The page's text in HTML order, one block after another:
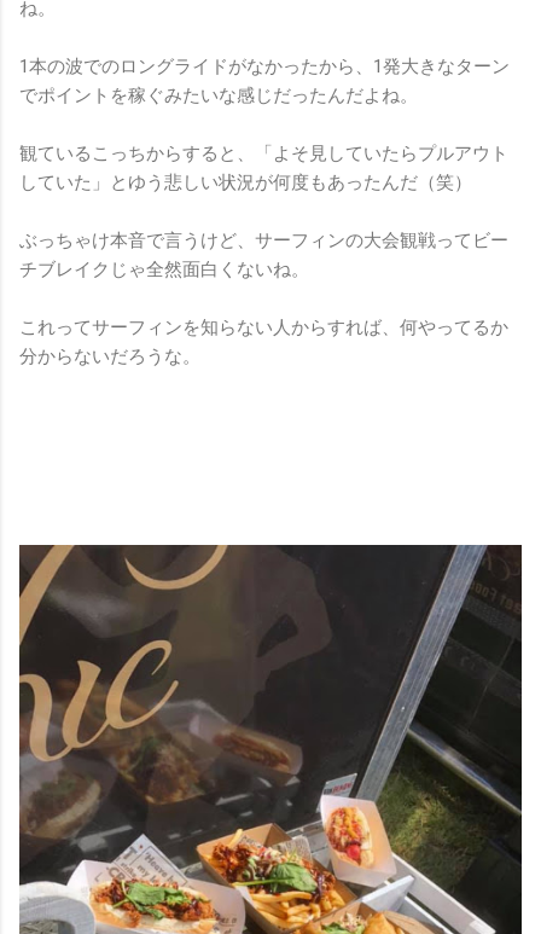
ね。
1本の波でのロングライドがなかったから、1発大きなターン
でポイントを稼ぐみたいな感じだったんだよね。
観ているこっちからすると、「よそ見していたらプルアウト
していた」とゆう悲しい状況が何度もあったんだ（笑）
ぶっちゃけ本音で言うけど、サーフィンの大会観戦ってビー
チブレイクじゃ全然面白くないね。
これってサーフィンを知らない人からすれば、何やってるか
分からないだろうな。